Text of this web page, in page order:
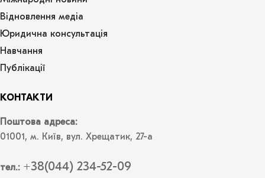
Відновлення медіа
Юридична консультація
Навчання
Публікації
КОНТАКТИ
Поштова адреса:
01001, м. Київ, вул. Хрещатик, 27-а
тел.: +38(044) 234-52-09